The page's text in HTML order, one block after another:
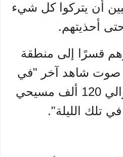
أن يتركوا كل شيء
أحذيتهم.
قسرًا إلى منطقة
صوت شاهد آخر "في
المجموع، غادر حوالي 120 ألف مسيحي
تلك الليلة".